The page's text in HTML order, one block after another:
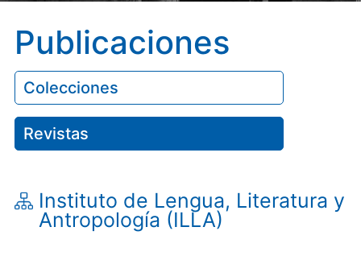
Publicaciones
Colecciones
Revistas
Instituto de Lengua, Literatura y
Antropología (ILLA)